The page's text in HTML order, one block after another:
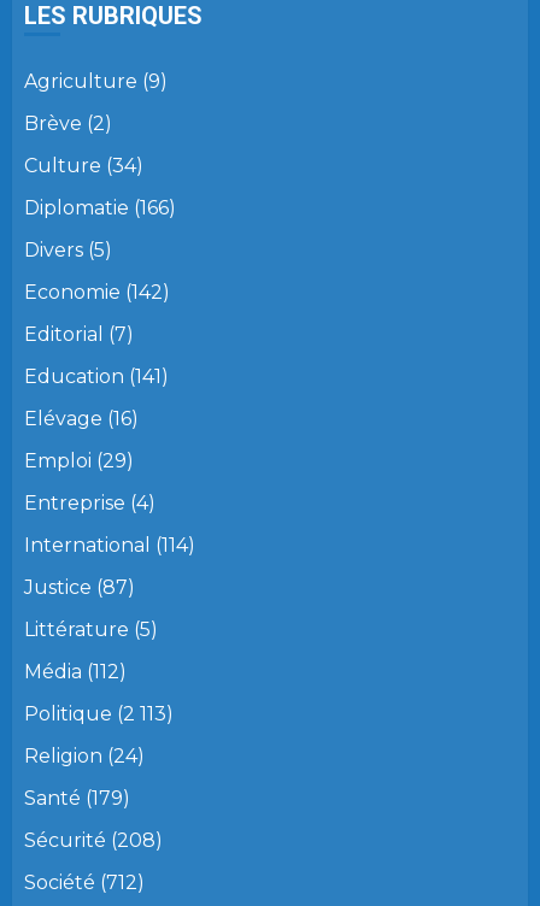
LES RUBRIQUES
Agriculture (9)
Brève (2)
Culture (34)
Diplomatie (166)
Divers (5)
Economie (142)
Editorial (7)
Education (141)
Elévage (16)
Emploi (29)
Entreprise (4)
International (114)
Justice (87)
Littérature (5)
Média (112)
Politique (2 113)
Religion (24)
Santé (179)
Sécurité (208)
Société (712)